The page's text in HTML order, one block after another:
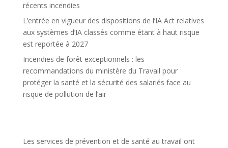
récents incendies
L’entrée en vigueur des dispositions de l’IA Act relatives
aux systèmes d’IA classés comme étant à haut risque
est reportée à 2027
Incendies de forêt exceptionnels : les
recommandations du ministère du Travail pour
protéger la santé et la sécurité des salariés face au
risque de pollution de l’air
Les services de prévention et de santé au travail ont